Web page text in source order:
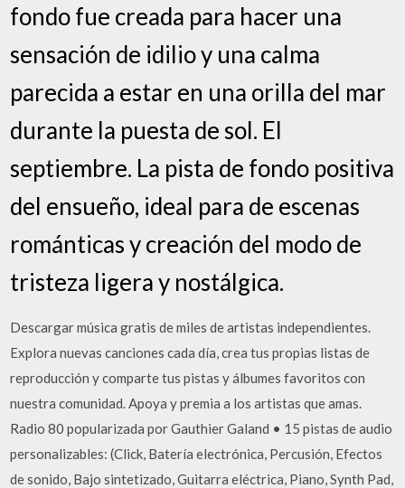
fondo fue creada para hacer una
sensación de idilio y una calma
parecida a estar en una orilla del mar
durante la puesta de sol. El
septiembre. La pista de fondo positiva
del ensueño, ideal para de escenas
románticas y creación del modo de
tristeza ligera y nostálgica.
Descargar música gratis de miles de artistas independientes.
Explora nuevas canciones cada día, crea tus propias listas de
reproducción y comparte tus pistas y álbumes favoritos con
nuestra comunidad. Apoya y premia a los artistas que amas.
Radio 80 popularizada por Gauthier Galand • 15 pistas de audio
personalizables: (Click, Batería electrónica, Percusión, Efectos
de sonido, Bajo sintetizado, Guitarra eléctrica, Piano, Synth Pad,